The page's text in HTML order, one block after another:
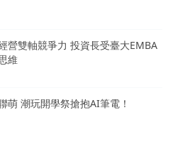
營雙軸競爭力 投資長受臺大EMBA
維
萌 潮玩開學祭搶抱AI筆電！